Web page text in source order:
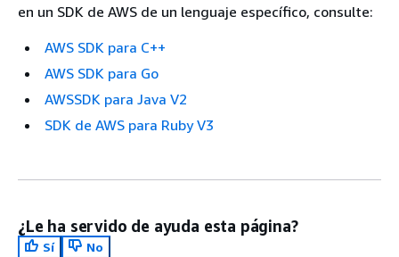
en un SDK de AWS de un lenguaje específico, consulte:
AWS SDK para C++
AWS SDK para Go
AWSSDK para Java V2
SDK de AWS para Ruby V3
¿Le ha servido de ayuda esta página?
Sí
No